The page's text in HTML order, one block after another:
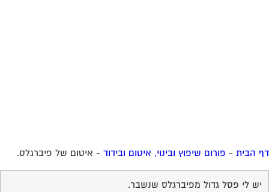
הבית-פורום שיפוץ ובינוי, איטום ובידוד-איטום של פיברגלס.
יש לי פסל גדול מפיברגלס שנשבר.